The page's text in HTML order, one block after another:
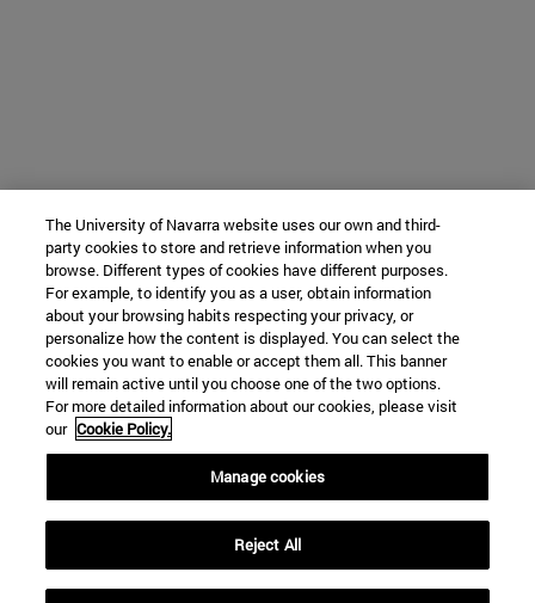
The University of Navarra website uses our own and third-
party cookies to store and retrieve information when you
browse. Different types of cookies have different purposes.
For example, to identify you as a user, obtain information
about your browsing habits respecting your privacy, or
personalize how the content is displayed. You can select the
cookies you want to enable or accept them all. This banner
will remain active until you choose one of the two options.
For more detailed information about our cookies, please visit
our Cookie Policy.
Manage cookies
Reject All